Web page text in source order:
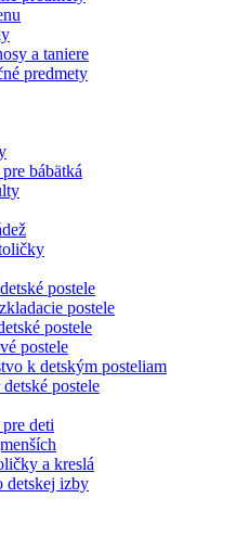
a taniere
predmety
bábätká
postele
postele
postele
postele
k detským posteliam
postele
deti
a kreslá
detskej izby